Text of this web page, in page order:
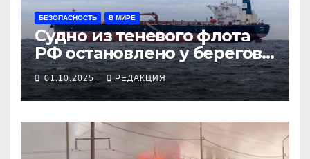
БЕЗОПАСНОСТЬ В МИРЕ
Судно из теневого флота
РФ остановлено у берегов
Франции
01.10.2025 РЕДАКЦИЯ